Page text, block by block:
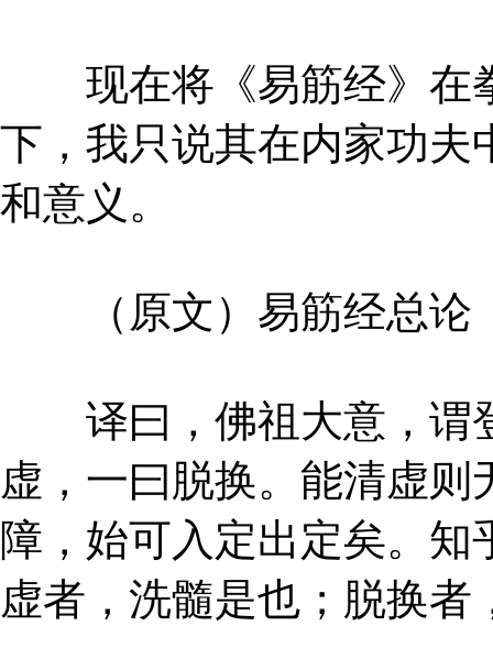
现在将《易筋经》在
下，我只说其在内家功夫
和意义。
（原文）易筋经总论
译曰，佛祖大意，谓
虚，一曰脱换。能清虚
障，始可入定出定矣。
虚者，洗髓是也；脱换者